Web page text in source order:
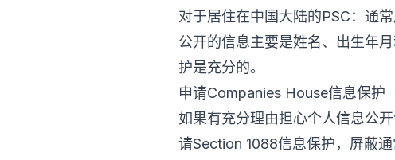
对于居住在中国大陆的PSC：通
公开的信息主要是姓名、出生年
护是充分的。
申请Companies House信息保护
如果有充分理由担心个人信息公
请Section 1088信息保护，屏蔽